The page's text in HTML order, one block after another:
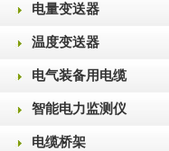
电量变送器
温度变送器
电气装备用电缆
智能电力监测仪
电缆桥架